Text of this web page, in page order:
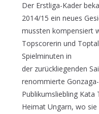
Der Erstliga-Kader
2014/15 ein neues
mussten kompensiert
Topscorerin und
Spielminuten in
der zurückliegenden
renommierte
Publikumsliebling Kata
Heimat Ungarn, wo